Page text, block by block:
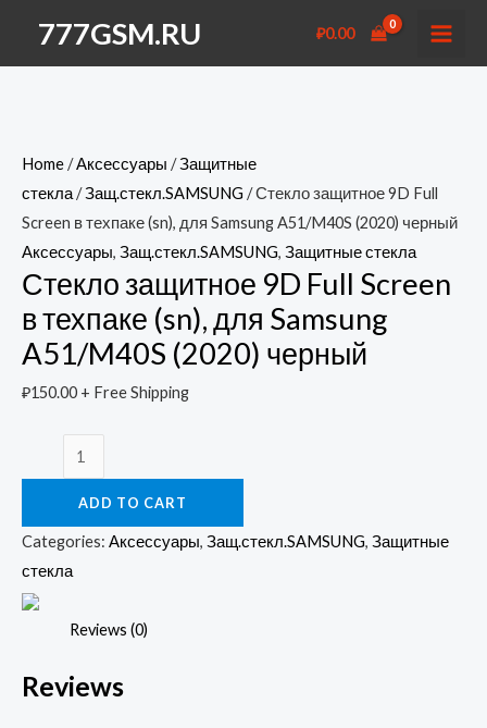
содержимому
777GSM.RU ₽0.00
Home/Аксессуары /Защитные
стекла/Защ.стекл.SAMSUNG / Стекло защитное 9D Full
Screen в техпаке (sn), для Samsung A51/M40S (2020) черный
Аксессуары, Защ.стекл.SAMSUNG, Защитные стекла
Стекло защитное 9D Full Screen
в техпаке (sn), для Samsung
A51/M40S (2020) черный
₽150.00 + Free Shipping
защитное
Full
Screen
в
техпаке
для
ADD TO CART
Categories: Аксессуары, Защ.стекл.SAMSUNG, Защитные
стекла
Reviews (0)
Reviews